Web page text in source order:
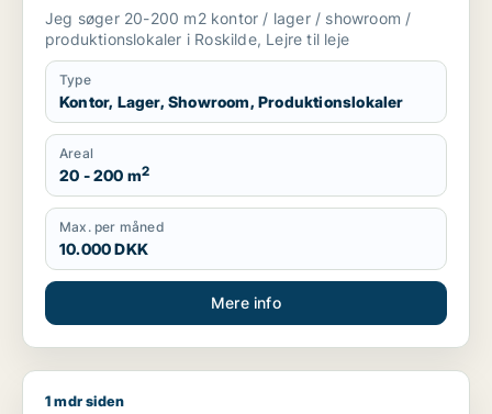
Lejre
Jeg søger 20-200 m2 kontor / lager / showroom /
produktionslokaler i Roskilde, Lejre til leje
Type
Kontor, Lager, Showroom, Produktionslokaler
Areal
20 - 200 m2
Max. per måned
10.000 DKK
Mere info
Firat søger lager eller produktionslokaler til leje i Roskilde,
1 mdr siden